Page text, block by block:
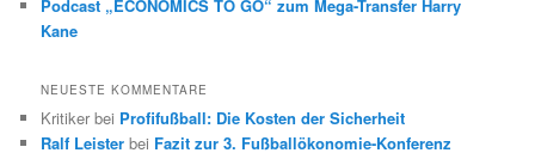
Podcast „ECONOMICS TO GO“ zum Mega-Transfer Harry
Kane
NEUESTE KOMMENTARE
Kritiker bei Profifußball: Die Kosten der Sicherheit
Ralf Leister bei Fazit zur 3. Fußballökonomie-Konferenz